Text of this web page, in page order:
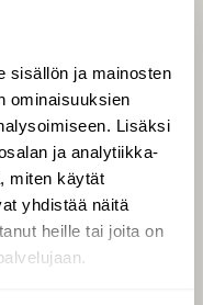
sisällön ja mainosten
ominaisuuksien
Lisäksi
ja analytiikka-
miten käytät
yhdistää näitä
heille tai joita on
parasta juttua
LUONNON­
Luonto -lehden